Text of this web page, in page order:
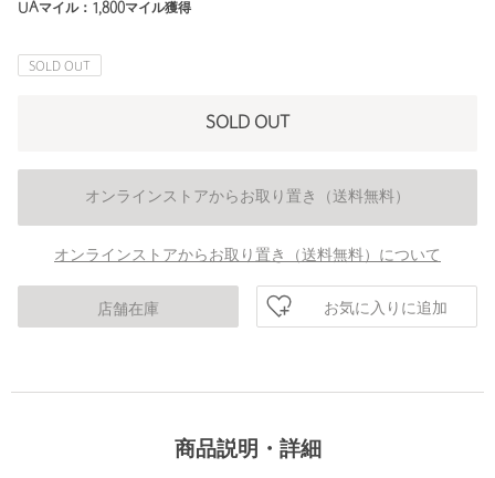
UAマイル： 1,800マイル獲得
SOLD OUT
SOLD OUT
オンラインストアからお取り置き（送料無料）
オンラインストアからお取り置き（送料無料）について
店舗在庫 お気に入りに追加
商品説明・詳細